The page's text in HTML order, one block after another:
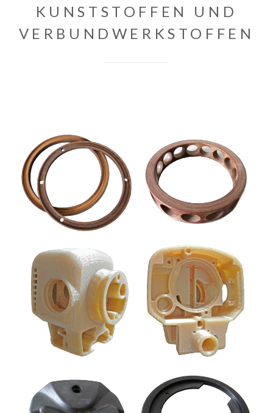
KUNSTSTOFFEN UND
VERBUNDWERKSTOFFEN